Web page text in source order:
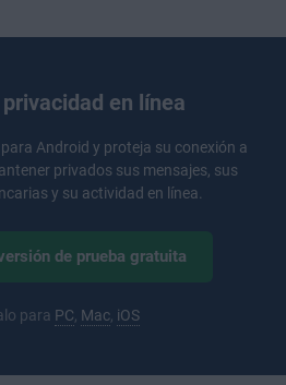
en línea
para Android y proteja su conexión a
privados sus mensajes, sus
y su actividad en línea.
de prueba gratuita
para PC Mac, iOS